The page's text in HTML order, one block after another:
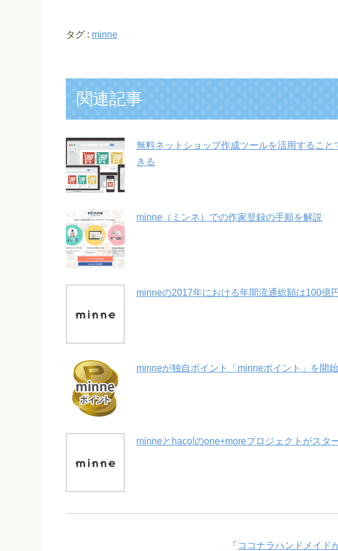
タグ : minne
関連記事
無料ネットショップ作成ツールを活用するこ
きる
minne（ミンネ）での作家登録の手順を解説
minneの2017年における年間流通総額は100億
minneが独自ポイント「minneポイント」を開始
minneとhaco!のone+moreプロジェクトがスタ
「 ココナラハンドメイド